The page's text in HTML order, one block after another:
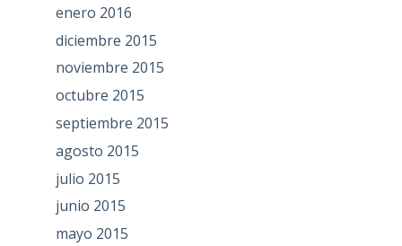
enero 2016
diciembre 2015
noviembre 2015
octubre 2015
septiembre 2015
agosto 2015
julio 2015
junio 2015
mayo 2015